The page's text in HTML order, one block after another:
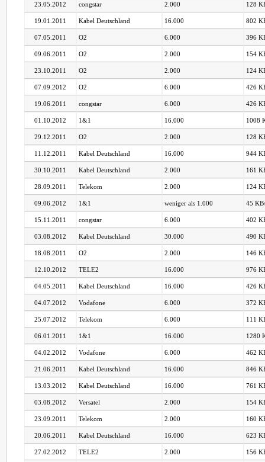
23.05.2012 congstar 2.000 128
19.01.2011 Kabel Deutschland 16.000 802
07.05.2011 O2 6.000 396
09.06.2011 O2 2.000 154
23.10.2011 O2 2.000 124
07.09.2012 O2 6.000 426
19.06.2011 congstar 6.000 426
01.10.2012 1&1 16.000 1008
29.12.2011 O2 2.000 128
11.12.2011 Kabel Deutschland 16.000 944
30.10.2011 Kabel Deutschland 2.000 161
28.09.2011 Telekom 2.000 124
09.06.2012 1&1 weniger als 1.000 45
15.11.2011 congstar 6.000 402
03.08.2012 Kabel Deutschland 30.000 490
18.08.2011 O2 2.000 146
12.10.2012 TELE2 16.000 976
04.05.2011 Kabel Deutschland 16.000 426
04.07.2012 Vodafone 6.000 372
25.07.2012 Telekom 6.000 111
06.01.2011 1&1 16.000 1280
04.02.2012 Vodafone 6.000 462
21.06.2011 Kabel Deutschland 16.000 846
13.03.2012 Kabel Deutschland 16.000 761
03.08.2012 Versatel 2.000 154
23.09.2011 Telekom 2.000 160
20.06.2011 Kabel Deutschland 16.000 623
27.02.2012 TELE2 2.000 156